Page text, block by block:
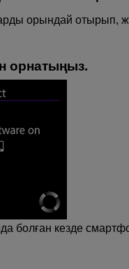
орындай отырып,
орнатыңыз.
болған кезде